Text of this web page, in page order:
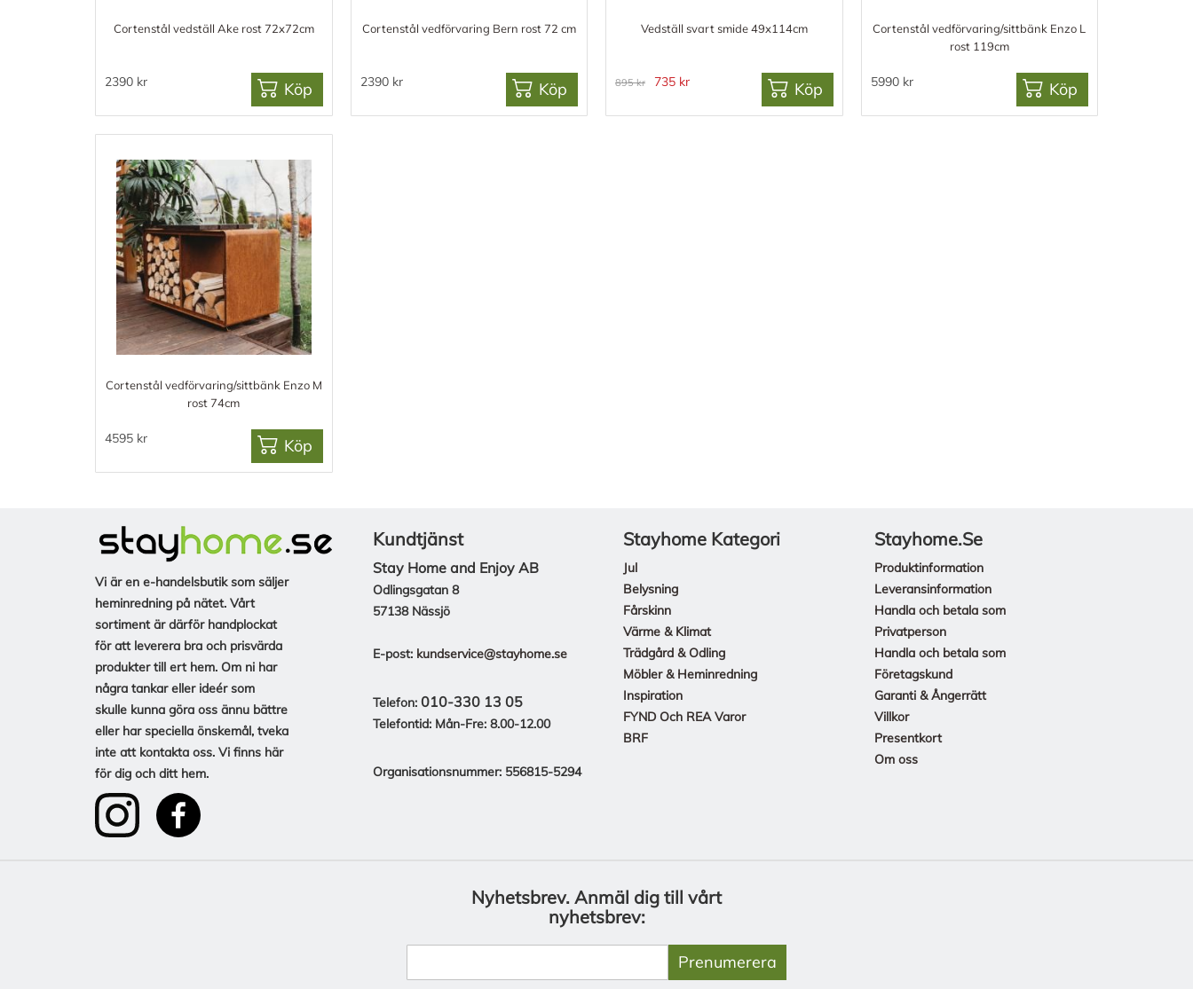
Cortenstål vedställ Ake rost 72x72cm
2390 kr Köp
Cortenstål vedförvaring Bern rost 72 cm
2390 kr Köp
Vedställ svart smide 49x114cm
895 kr 735 kr Köp
Cortenstål vedförvaring/sittbänk Enzo L
rost 119cm
5990 kr Köp
Cortenstål vedförvaring/sittbänk Enzo M
rost 74cm
4595 kr Köp
Vi är en e-handelsbutik som säljer
heminredning på nätet. Vårt
sortiment är därför handplockat
för att leverera bra och prisvärda
produkter till ert hem. Om ni har
några tankar eller ideér som
skulle kunna göra oss ännu bättre
eller har speciella önskemål, tveka
inte att kontakta oss. Vi finns här
för dig och ditt hem.
Kundtjänst
Stay Home and Enjoy AB
Odlingsgatan 8
57138 Nässjö
E-post: kundservice@stayhome.se
Telefon: 010-330 13 05
Telefontid: Mån-Fre: 8.00-12.00
Organisationsnummer: 556815-5294
Stayhome Kategori
Jul
Belysning
Fårskinn
Värme & Klimat
Trädgård & Odling
Möbler & Heminredning
Inspiration
FYND Och REA Varor
BRF
Stayhome.se
Produktinformation
Leveransinformation
Handla och betala som
Privatperson
Handla och betala som
Företagskund
Garanti & Ångerrätt
Villkor
Presentkort
Om oss
Nyhetsbrev. Anmäl dig till vårt
nyhetsbrev:
Prenumerera